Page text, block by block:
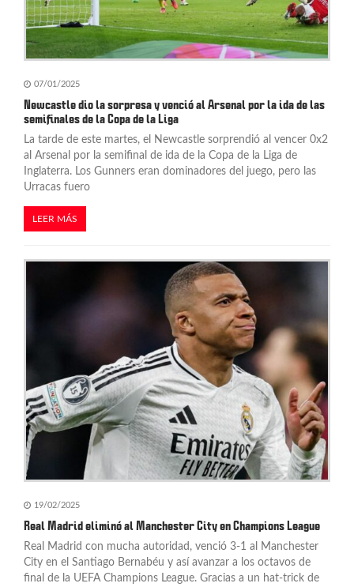
07/01/2025
Newcastle dio la sorpresa y venció al Arsenal por la ida de las
semifinales de la Copa de la Liga
La tarde de este martes, el Newcastle sorprendió al vencer 0x2
al Arsenal por la semifinal de ida de la Copa de la Liga de
Inglaterra. Los Gunners eran dominadores del juego, pero las
Urracas fuero
LEER MÁS
19/02/2025
Real Madrid eliminó al Manchester City en Champions League
Real Madrid con mucha autoridad, venció 3-1 al Manchester
City en el Santiago Bernabéu y así avanzar a los octavos de
final de la UEFA Champions League. Gracias a un hat-trick de